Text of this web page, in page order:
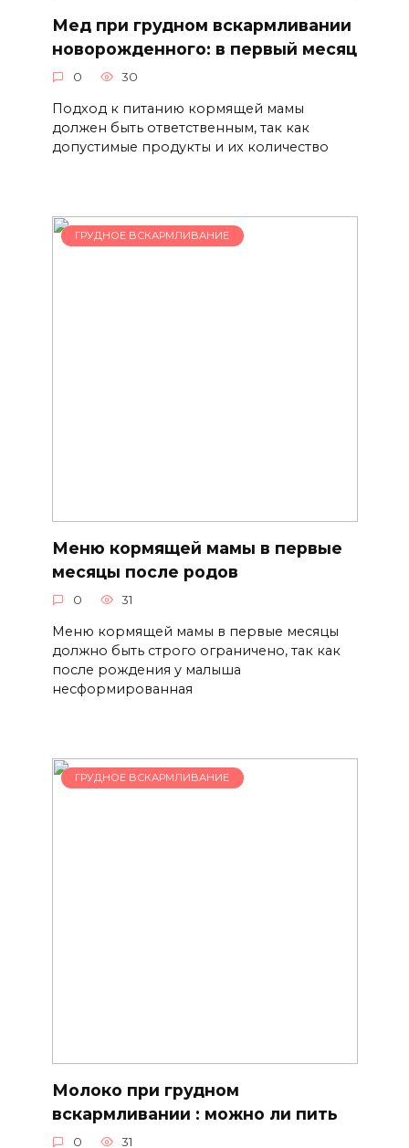
Мед при грудном вскармливании
новорожденного: в первый месяц
0 30
Подход к питанию кормящей мамы
должен быть ответственным, так как
допустимые продукты и их количество
ГРУДНОЕ ВСКАРМЛИВАНИЕ
Меню кормящей мамы в первые
месяцы после родов
0 31
Меню кормящей мамы в первые месяцы
должно быть строго ограничено, так как
после рождения у малыша
несформированная
ГРУДНОЕ ВСКАРМЛИВАНИЕ
Молоко при грудном
вскармливании : можно ли пить
0 31